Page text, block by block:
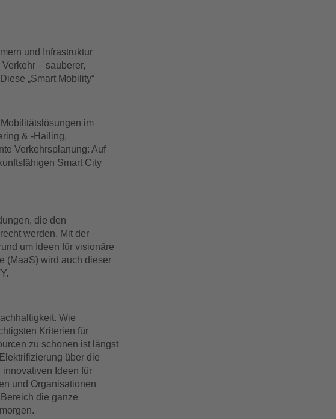
und Infrastruktur
– sauberer,
„Smart Mobility“
im
& -Hailing,
Verkehrsplanung: Auf
Smart City
die den
werden. Mit der
um Ideen für visionäre
(MaaS) wird auch dieser
Wie
Kriterien für
zu schonen ist längst
über die
Ideen für
und Organisationen
die ganze